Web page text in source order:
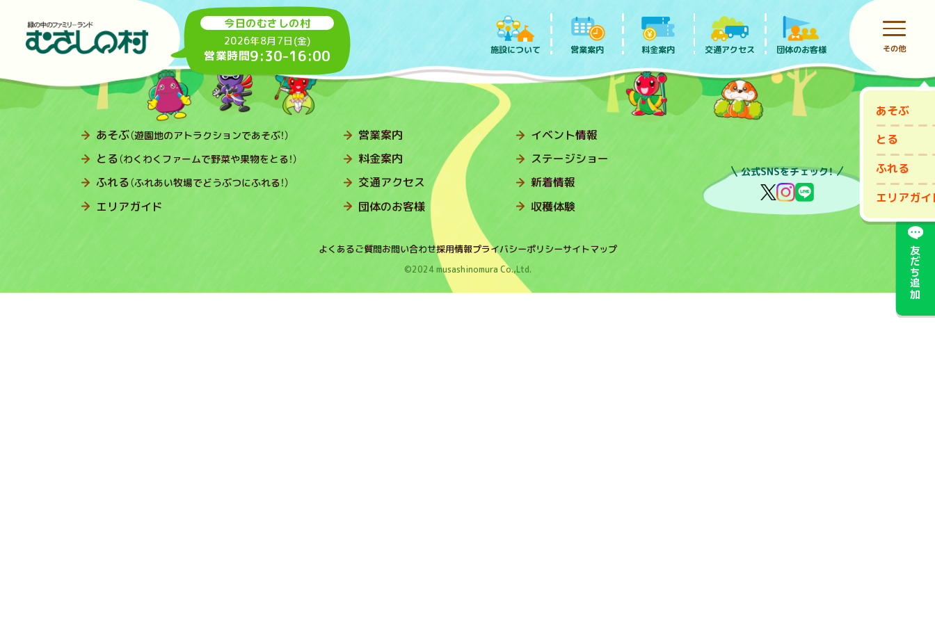
今日のむさしの村
2026年8月7日(金)
営業時間9:30-16:00 施設について
あそぶ
とる
ふれる
エリアガイ
営業案内 料金案内 交通アクセス 団体のお客様 その他
前売りチケット
友だち追加
あそぶ（遊園地のアトラクションであそぶ！）
とる（わくわくファームで野菜や果物をとる！）
ふれる（ふれあい牧場でどうぶつにふれる！）
エリアガイド
営業案内
料金案内
交通アクセス
団体のお客様
イベント情報
ステージショー
新着情報
収穫体験
公式SNSをチェック！
よくあるご質問お問い合わせ採用情報プライバシーポリシーサイトマップ
©2024 musashinomura Co.,Ltd.